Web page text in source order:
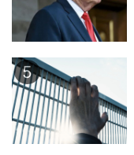
5